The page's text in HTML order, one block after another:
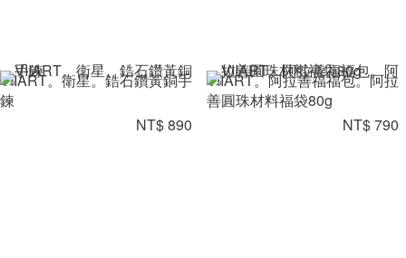
VIIART。衛星。鋯石鑽黃銅手
鍊
NT$ 890
VIIART。阿拉善福福包。阿拉
善圓珠材料福袋80g
NT$ 790